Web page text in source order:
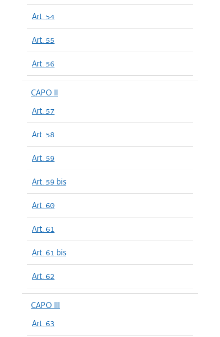
Art. 54
Art. 55
Art. 56
CAPO II
Art. 57
Art. 58
Art. 59
Art. 59 bis
Art. 60
Art. 61
Art. 61 bis
Art. 62
CAPO III
Art. 63